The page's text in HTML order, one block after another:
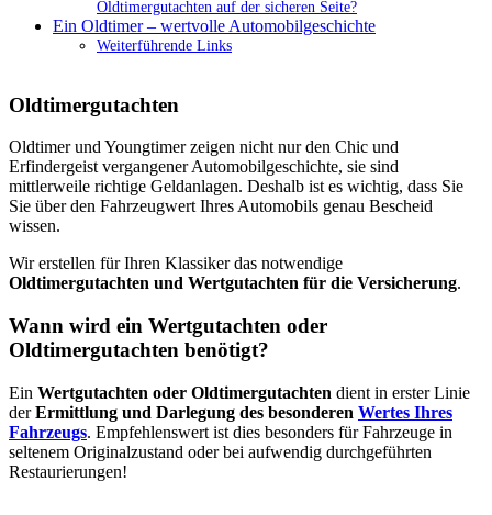
Oldtimergutachten auf der sicheren Seite?
Ein Oldtimer – wertvolle Automobilgeschichte
Weiterführende Links
Oldtimergutachten
Oldtimer und Youngtimer zeigen nicht nur den Chic und
Erfindergeist vergangener Automobilgeschichte, sie sind
mittlerweile richtige Geldanlagen. Deshalb ist es wichtig, dass Sie
Sie über den Fahrzeugwert Ihres Automobils genau Bescheid
wissen.
Wir erstellen für Ihren Klassiker das notwendige
Oldtimergutachten und Wertgutachten für die Versicherung.
Wann wird ein Wertgutachten oder
Oldtimergutachten benötigt?
Ein Wertgutachten oder Oldtimergutachten dient in erster Linie
derErmittlung und Darlegung des besonderen Wertes Ihres
Fahrzeugs. Empfehlenswert ist dies besonders für Fahrzeuge in
seltenem Originalzustand oder bei aufwendig durchgeführten
Restaurierungen!